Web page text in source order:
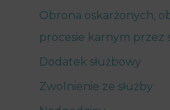
Obrona oskarżonych,
procesie karnym przez
Dodatek służbowy
Zwolnienie ze służby